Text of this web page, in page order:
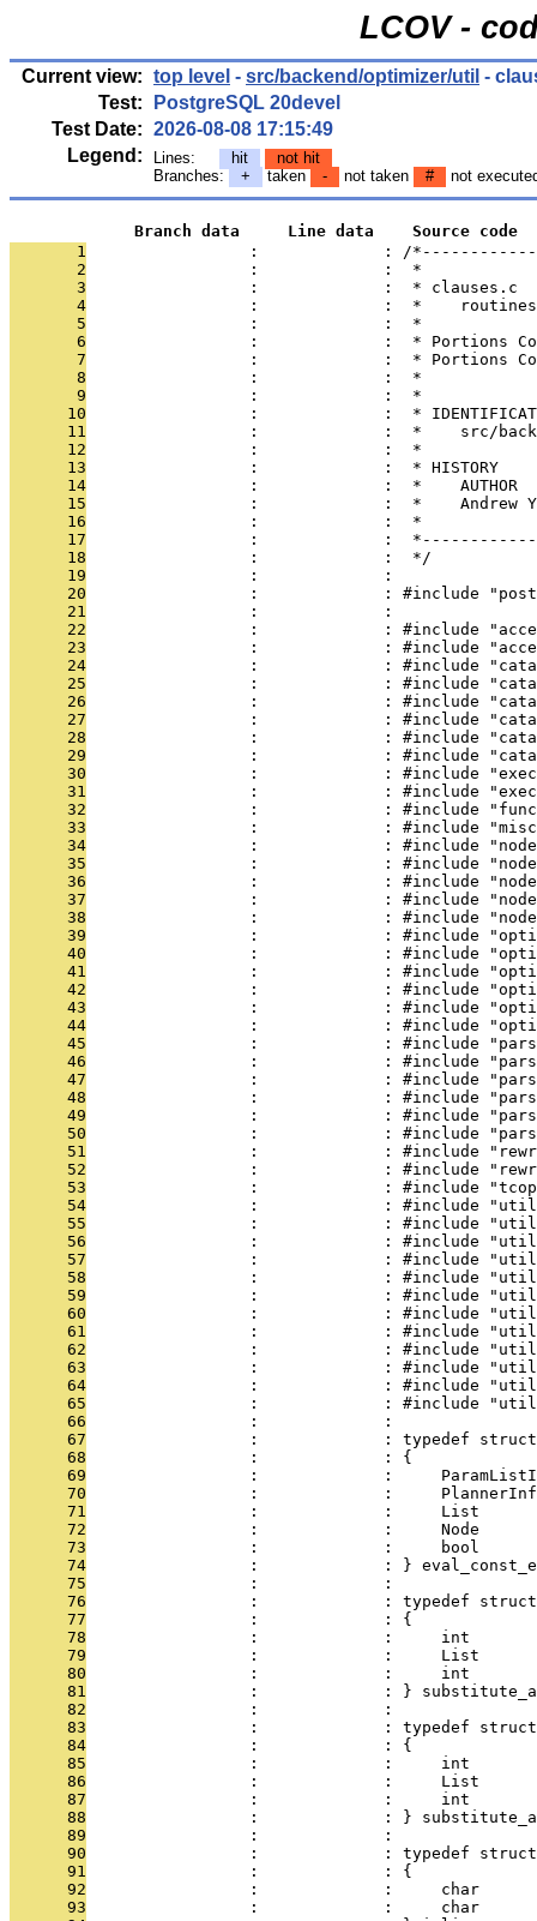
LCOV -
Current view: top level - src/backend/optimizer/util -
Test:
PostgreSQL 20devel
Test Date: 2026-08-08 17:15:49
Legend:
Lines: hit
not hit
Branches:
+ taken - not taken # not
             Branch data     Line data    Source code
       1
:             : /
       2
                 :             :  *
       3
                 :             :  * clauses.c
       4
:             :  *
       5
                 :             :  *
       6
:             :  * Portions
       7
:             :  * Portions
       8
                 :             :  *
       9
                 :             :  *
      10
:             :  *
      11
:             :  *    src/
      12
                 :             :  *
      13
                 :             :  * HISTORY
      14
:             :  *    AUTHOR
      15
:             :  *    Andrew
      16
                 :             :  *
      17
:             :
      18
                 :             :  */
      19
                 :             :
      20
:             : #include
      21
                 :             :
      22
:             : #include
      23
:             : #include
      24
:             : #include
      25
:             : #include
      26
:             : #include
      27
:             : #include
      28
:             : #include
      29
:             : #include
      30
:             : #include
      31
:             : #include
      32
:             : #include
      33
:             : #include
      34
:             : #include
      35
:             : #include
      36
:             : #include
      37
:             : #include
      38
:             : #include
      39
:             : #include
      40
:             : #include
      41
:             : #include
      42
:             : #include
      43
:             : #include
      44
:             : #include
      45
:             : #include
      46
:             : #include
      47
:             : #include
      48
:             : #include
      49
:             : #include
      50
:             : #include
      51
:             : #include
      52
:             : #include
      53
:             : #include
      54
:             : #include
      55
:             : #include
      56
:             : #include
      57
:             : #include
      58
:             : #include
      59
:             : #include
      60
:             : #include
      61
:             : #include
      62
:             : #include
      63
:             : #include
      64
:             : #include
      65
:             : #include
      66
                 :             :
      67
                 :             : typedef struct
      68
                 :             : {
      69
:             :
      70
:             :
      71
:             :     List
      72
:             :     Node
      73
:             :     bool
      74
:             : }
      75
                 :             :
      76
                 :             : typedef struct
      77
                 :             : {
      78
:             :     int
      79
:             :     List
      80
:             :     int
      81
:             : }
      82
                 :             :
      83
                 :             : typedef struct
      84
                 :             : {
      85
:             :     int
      86
:             :     List
      87
:             :     int
      88
:             : }
      89
                 :             :
      90
                 :             : typedef struct
      91
                 :             : {
      92
:             :     char
      93
:             :     char